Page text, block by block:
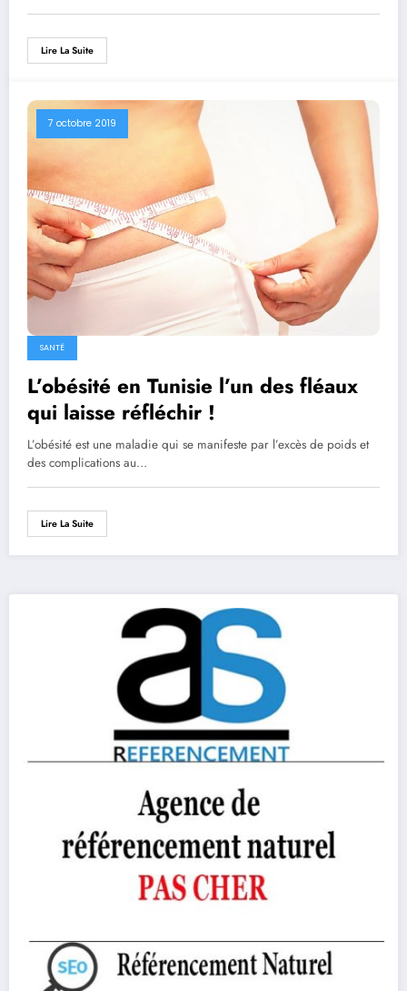
Lire La Suite
7 octobre 2019
SANTÉ
L’obésité en Tunisie l’un des fléaux
qui laisse réfléchir !
L’obésité est une maladie qui se manifeste par l’excès de poids et
des complications au…
Lire La Suite